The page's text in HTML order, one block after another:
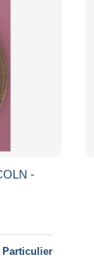
Particulier